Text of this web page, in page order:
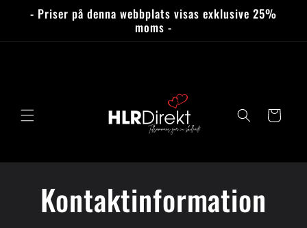
vidare
- Priser på denna webbplats visas exklusive 25%
moms -
Varukorg
Kontaktinformation